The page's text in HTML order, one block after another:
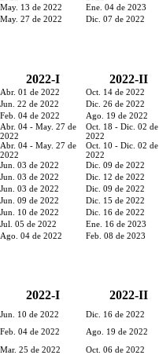
May. 13 de 2022 Ene. 04 de 2023
May. 27 de 2022 Dic. 07 de 2022
2022-I 2022-II
Abr. 01 de 2022 Oct. 14 de 2022
Jun. 22 de 2022 Dic. 26 de 2022
Feb. 04 de 2022 Ago. 19 de 2022
Abr. 04 - May. 27 de
2022
Oct. 18 - Dic. 02 de
2022
Abr. 04 - May. 27 de
2022
Oct. 10 - Dic. 02 de
2022
Jun. 03 de 2022 Dic. 09 de 2022
Jun. 03 de 2022 Dic. 12 de 2022
Jun. 03 de 2022 Dic. 09 de 2022
Jun. 09 de 2022 Dic. 15 de 2022
Jun. 10 de 2022 Dic. 16 de 2022
Jul. 05 de 2022 Ene. 16 de 2023
Ago. 04 de 2022 Feb. 08 de 2023
2022-I 2022-II
Jun. 10 de 2022 Dic. 16 de 2022
Feb. 04 de 2022 Ago. 19 de 2022
Mar. 25 de 2022 Oct. 06 de 2022